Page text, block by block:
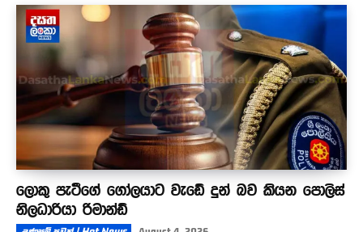
ලොකු පැටීගේ ගෝලයාට වැඩේ දුන් බව කියන පොලිස්
නිලධාරියා රිමාන්ඩ්